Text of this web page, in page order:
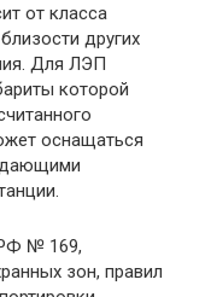
от класса
других
Для ЛЭП
которой
оснащаться
дающими
№ 169,
зон, правил